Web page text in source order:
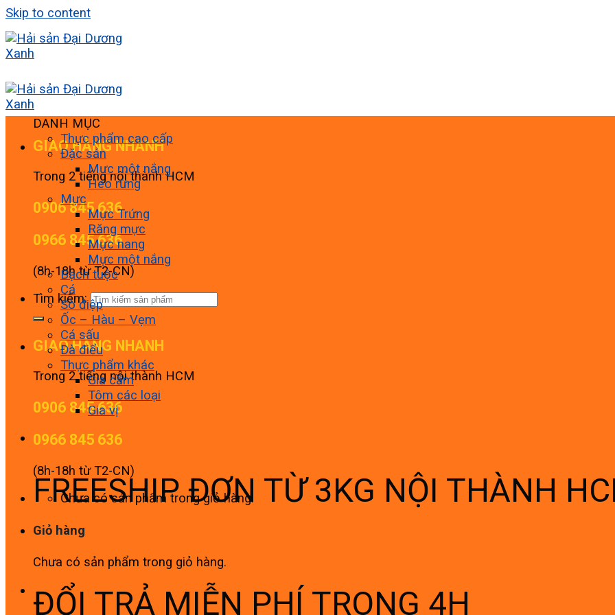
Skip to content
GIAO HÀNG NHANH
Trong 2 tiếng nội thành HCM
0906 845 636
0966 845 636
(8h-18h từ T2-CN)
Tìm kiếm:
GIAO HÀNG NHANH
Trong 2 tiếng nội thành HCM
0906 845 636
0966 845 636
(8h-18h từ T2-CN)
Chưa có sản phẩm trong giỏ hàng.
Giỏ hàng
Chưa có sản phẩm trong giỏ hàng.
DANH MỤC
Thực phẩm cao cấp
Đặc sản
Mực một nắng
Heo rừng
Mực
Mực Trứng
Răng mực
Mực nang
Mực một nắng
Bạch tuộc
Cá
Sò điệp
Ốc – Hàu – Vẹm
Cá sấu
Đà điểu
Thực phẩm khác
Gia cầm
Tôm các loại
Gia vị
FREESHIP ĐƠN TỪ 3KG NỘI THÀNH
ĐỔI TRẢ MIỄN PHÍ TRONG 4H